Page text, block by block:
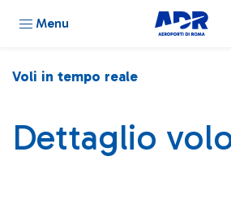
Menu
Voli in tempo reale
Dettaglio